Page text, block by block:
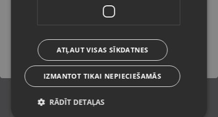
Stāvoklis Ilgstoši lietots (Garantija 14 dienas)
90.00
4.09€/mēn.
Saglabāt
ATĻAUT VISAS SĪKDATNES
IZMANTOT TIKAI NEPIECIEŠAMĀS
RĀDĪT DETAĻAS